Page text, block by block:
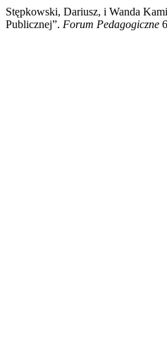
Stępkowski, Dariusz, i Wanda
Publicznej”. Forum Pedagogiczne